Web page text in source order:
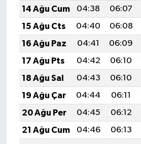
14 Ağu Cum
04:38 06:07
15 Ağu Cts
04:40 06:08
16 Ağu Paz
04:41 06:09
17 Ağu Pts
04:42 06:10
18 Ağu Sal
04:43 06:10
19 Ağu Çar
04:44 06:11
20 Ağu Per
04:45 06:12
21 Ağu Cum
04:46 06:13